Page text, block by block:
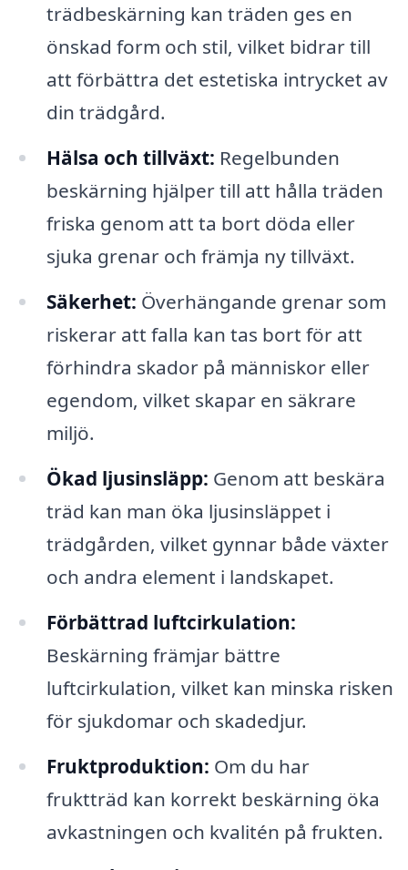
trädbeskärning kan träden ges en
önskad form och stil, vilket bidrar till
att förbättra det estetiska intrycket av
din trädgård.
Hälsa och tillväxt: Regelbunden
beskärning hjälper till att hålla träden
friska genom att ta bort döda eller
sjuka grenar och främja ny tillväxt.
Säkerhet: Överhängande grenar som
riskerar att falla kan tas bort för att
förhindra skador på människor eller
egendom, vilket skapar en säkrare
miljö.
Ökad ljusinsläpp: Genom att beskära
träd kan man öka ljusinsläppet i
trädgården, vilket gynnar både växter
och andra element i landskapet.
Förbättrad luftcirkulation:
Beskärning främjar bättre
luftcirkulation, vilket kan minska risken
för sjukdomar och skadedjur.
Fruktproduktion: Om du har
fruktträd kan korrekt beskärning öka
avkastningen och kvalitén på frukten.